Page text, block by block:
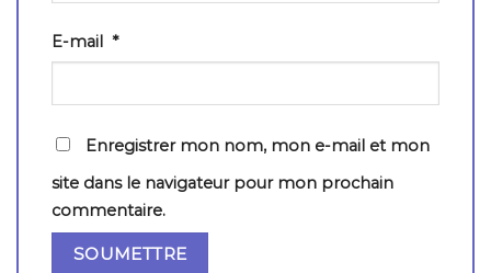
E-mail *
Enregistrer mon nom, mon e-mail et mon
site dans le navigateur pour mon prochain
commentaire.